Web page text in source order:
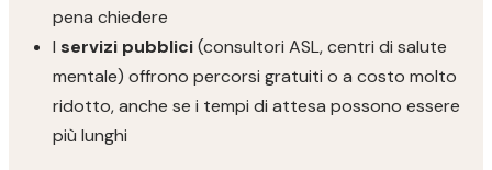
pena chiedere
I servizi pubblici(consultori ASL, centri di salute
mentale) offrono percorsi gratuiti o a costo molto
ridotto, anche se i tempi di attesa possono essere
più lunghi